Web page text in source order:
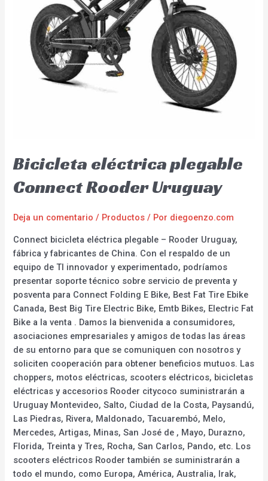
Bicicleta eléctrica plegable
Connect Rooder Uruguay
Deja un comentario / Productos / Por diegoenzo.com
Connect bicicleta eléctrica plegable – Rooder Uruguay,
fábrica y fabricantes de China. Con el respaldo de un
equipo de TI innovador y experimentado, podríamos
presentar soporte técnico sobre servicio de preventa y
posventa para Connect Folding E Bike, Best Fat Tire Ebike
Canada, Best Big Tire Electric Bike, Emtb Bikes, Electric Fat
Bike a la venta . Damos la bienvenida a consumidores,
asociaciones empresariales y amigos de todas las áreas
de su entorno para que se comuniquen con nosotros y
soliciten cooperación para obtener beneficios mutuos. Las
choppers, motos eléctricas, scooters eléctricos, bicicletas
eléctricas y accesorios Rooder citycoco suministrarán a
Uruguay Montevideo, Salto, Ciudad de la Costa, Paysandú,
Las Piedras, Rivera, Maldonado, Tacuarembó, Melo,
Mercedes, Artigas, Minas, San José de , Mayo, Durazno,
Florida, Treinta y Tres, Rocha, San Carlos, Pando, etc. Los
scooters eléctricos Rooder también se suministrarán a
todo el mundo, como Europa, América, Australia, Irak,